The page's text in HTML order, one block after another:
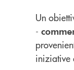
Un
-
iniziative